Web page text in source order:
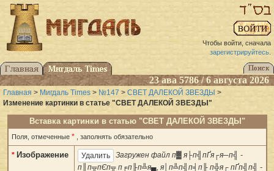
Чтобы войти, сначала
зарегистрируйтесь.
23 ава 5786 / 6 августа 2026
Главная > Мигдаль Times > №147 > СВЕТ ДАЛЕКОЙ ЗВЕЗДЫ >
Изменение картинки в статье "СВЕТ ДАЛЕКОЙ ЗВЕЗДЫ"
Вставка картинки в статью "СВЕТ ДАЛЕКОЙ ЗВЕЗДЫ"
Поля, отмеченные * , заполнять обязательно
* Изображение
Загружен файл п▓ я├п╣пҐя┌я─п╣ -
п║п╦пЄп╦ п╒п╟п╩я▄, я│п╩п╣п╡п╟ п╬я┌ пҐп╣п╣ -